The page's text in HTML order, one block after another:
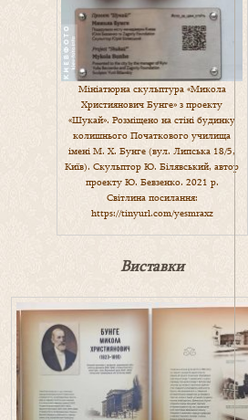
Мініатюрна скульптура «Микола
Християнович Бунге» з проекту
«Шукай». Розміщено на стіні будинку
колишнього Початкового училища
імені М. Х. Бунге (вул. Липська 18/5,
Київ). Скульптор Ю. Білявський, автор
проекту Ю. Бевзенко. 2021 р.
Світлина посилання:
https://tinyurl.com/yesmraxz
Виставки